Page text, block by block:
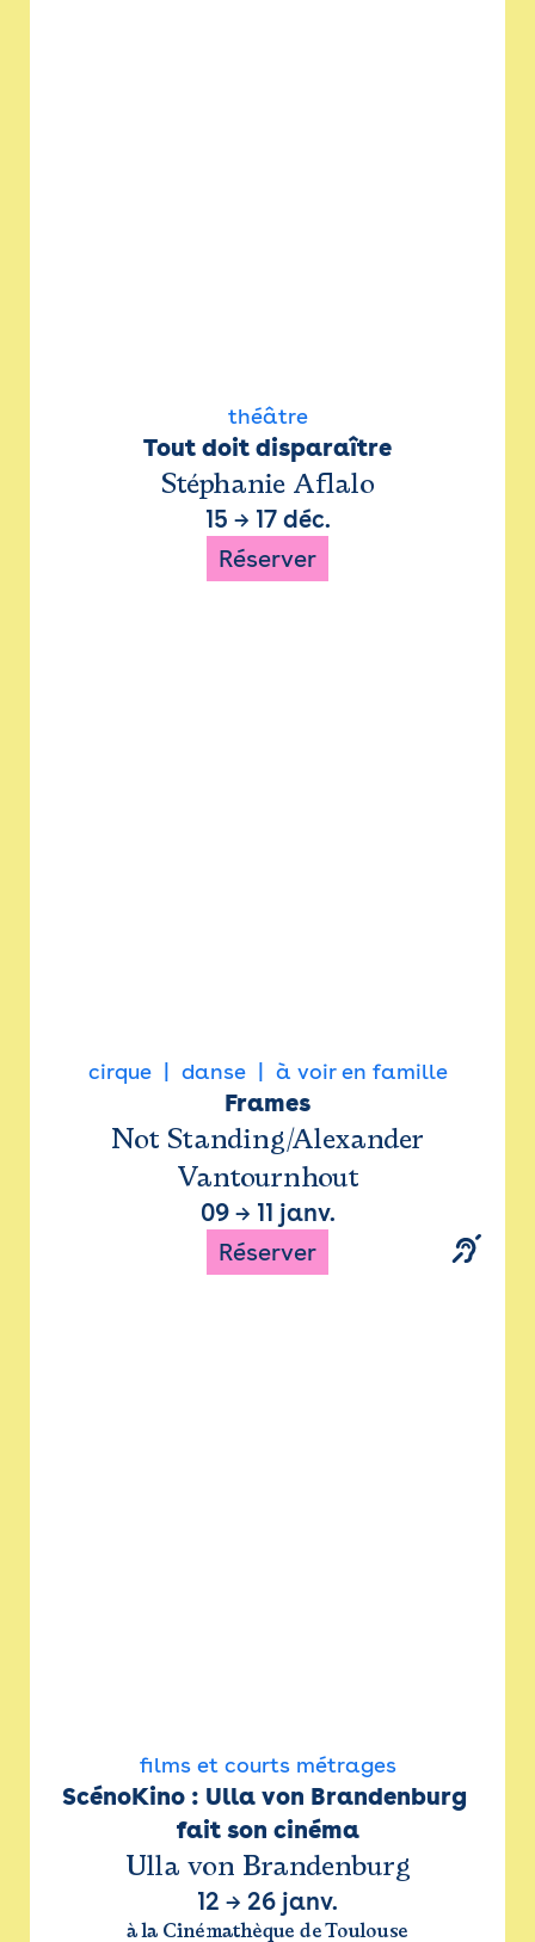
théâtre
Tout doit disparaître
Stéphanie Aflalo
15 → 17 déc.
Réserver
cirque danse à voir en famille
Frames
Not Standing/Alexander
Vantournhout
09→ 11 janv.
Réserver
films et courts métrages
ScénoKino : Ulla von Brandenburg
fait son cinéma
Ulla von Brandenburg
12 → 26 janv.
à la Cinémathèque de Toulouse